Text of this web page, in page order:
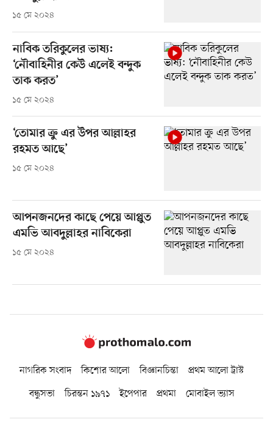
১৫ মে ২০২৪
নাবিক তরিকুলের ভাষ্য:
‘নৌবাহিনীর কেউ এলেই বন্দুক
তাক করত’
১৫ মে ২০২৪
‘তোমার ক্রু এর উপর আল্লাহর
রহমত আছে’
১৫ মে ২০২৪
আপনজনদের কাছে পেয়ে আপ্লুত
এমভি আবদুল্লাহর নাবিকেরা
১৫ মে ২০২৪
নাগরিক সংবাদ কিশোর আলো বিজ্ঞানচিন্তা
প্রথম আলো ট্রাস্ট
বন্ধুসভা
চিরন্তন ১৯৭১ ইপেপার প্রথমা মোবাইল ভ্যাস